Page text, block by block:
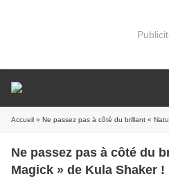
Accueil » Ne passez pas à côté du brillant «
Ne passez pas à côté du
Magick » de Kula Shaker !